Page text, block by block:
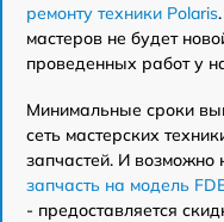
ремонту техники Polaris
мастеров не будет
проведенных работ у
Минимальные сроки
сеть мастерских
запчастей. И
запчасть на модель
- предоставляется